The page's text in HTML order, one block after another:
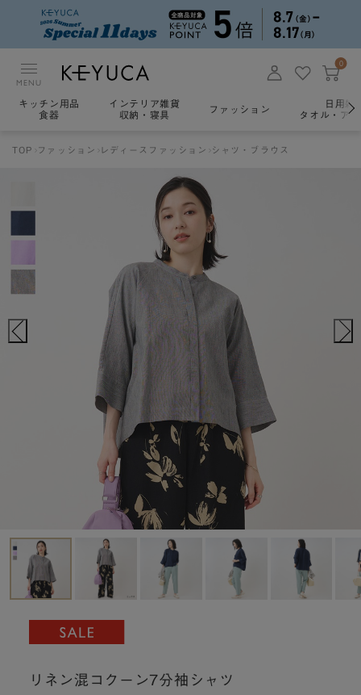
MENU
0
キッチン用品
食器
インテリア雑貨
収納・寝具
ファッション
日用雑
タオル・ア
TOP ファッション レディースファッション シャツ・ブラウス
リネン混コクーン7分袖シャツ